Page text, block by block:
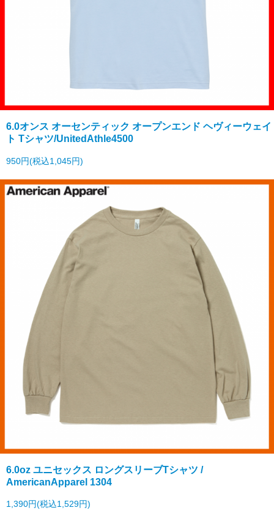
6.0オンス オーセンティック オープンエンド ヘヴィーウェイ
ト Tシャツ/UnitedAthle4500
950円(税込1,045円)
6.0oz ユニセックス ロングスリーブTシャツ /
AmericanApparel 1304
1,390円(税込1,529円)